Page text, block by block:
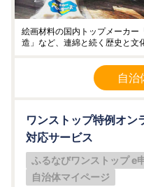
絵画材料の国内トップメーカ
造」など、連綿と続く歴史と文
自治
ワンストップ特例オン
対応サービス
ふるなびワンストップ e
自治体マイページ